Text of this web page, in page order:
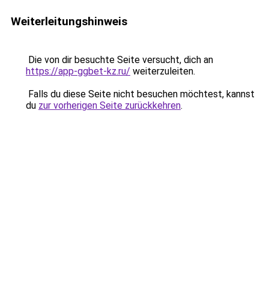
Weiterleitungshinweis
Die von dir besuchte Seite versucht, dich an
https://app-ggbet-kz.ru/ weiterzuleiten.
Falls du diese Seite nicht besuchen möchtest, kannst
du zur vorherigen Seite zurückkehren.